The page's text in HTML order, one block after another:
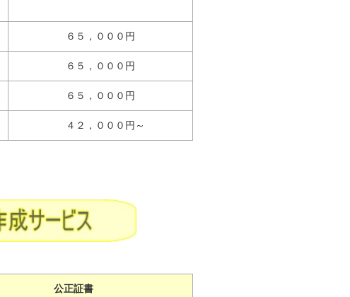
６５，０００円
６５，０００円
６５，０００円
４２，０００円～
公正証書